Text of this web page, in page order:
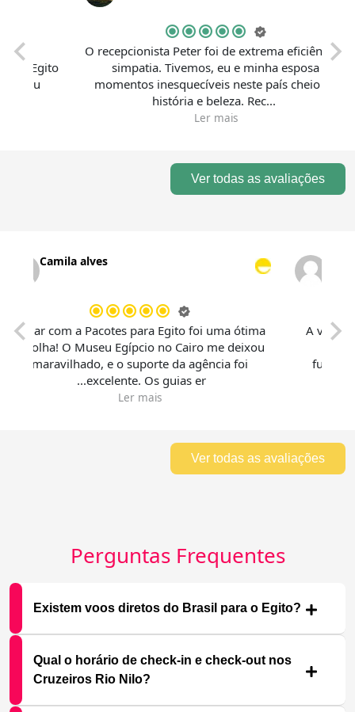
O recepcionista Peter foi de extrema eficiência e
simpatia. Tivemos, eu e minha esposa
momentos inesquecíveis neste país cheio de
história e beleza. Rec...
Ler mais
Ver todas as avaliações
A
Camila alves
Viajar com a Pacotes para Egito foi uma ótima
escolha! O Museu Egípcio no Cairo me deixou
maravilhado, e o suporte da agência foi
excelente. Os guias er...
Ler mais
Ver todas as avaliações
Perguntas Frequentes
Existem voos diretos do Brasil para o Egito?
Qual o horário de check-in e check-out nos
Cruzeiros Rio Nilo?